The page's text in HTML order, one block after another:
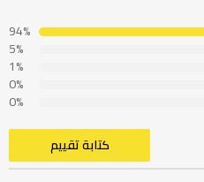
94%
5%
1%
0%
0%
كتابة تقييم